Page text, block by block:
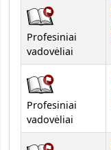
Profesiniai
vadovėliai
Profesiniai
vadovėliai